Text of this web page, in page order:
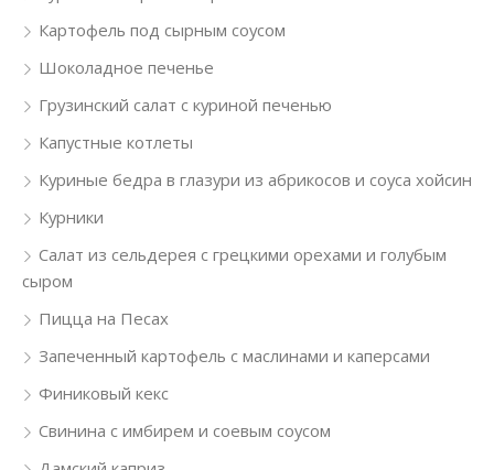
Картофель под сырным соусом
Шоколадное печенье
Грузинский салат с куриной печенью
Капустные котлеты
Куриные бедра в глазури из абрикосов и соуса хойсин
Курники
Салат из сельдерея с грецкими орехами и голубым
сыром
Пицца на Песах
Запеченный картофель с маслинами и каперсами
Финиковый кекс
Свинина с имбирем и соевым соусом